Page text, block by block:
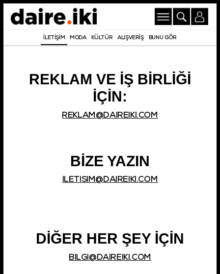
İLETİŞİM MODA KÜLTÜR ALIŞVERİŞ BUNU GÖR
REKLAM VE İŞ BİRLİĞİ
İÇİN:
REKLAM@DAIREIKI.COM
BİZE YAZIN
ILETISIM@DAIREIKI.COM
DİĞER HER ŞEY İÇİN
BILGI@DAIREIKI.COM